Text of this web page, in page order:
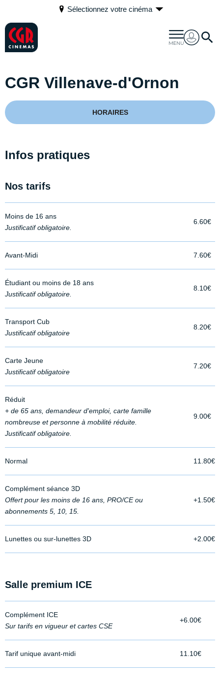
Sélectionnez votre cinéma
CGR Villenave-d'Ornon
HORAIRES
Infos pratiques
Nos tarifs
Moins de 16 ans
Justificatif obligatoire.
6.60€
Avant-Midi 7.60€
Étudiant ou moins de 18 ans
Justificatif obligatoire.
8.10€
Transport Cub
Justificatif obligatoire
8.20€
Carte Jeune
Justificatif obligatoire
7.20€
Réduit
+ de 65 ans, demandeur d'emploi, carte famille
nombreuse et personne à mobilité réduite.
Justificatif obligatoire.
9.00€
Normal 11.80€
Complément séance 3D
Offert pour les moins de 16 ans, PRO/CE ou
abonnements 5, 10, 15.
+1.50€
Lunettes ou sur-lunettes 3D +2.00€
Salle premium ICE
Complément ICE
Sur tarifs en vigueur et cartes CSE
+6.00€
Tarif unique avant-midi 11.10€